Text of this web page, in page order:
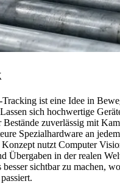
Tracking ist eine Idee in
sich hochwertige
Bestände zuverlässig mit
Spezialhardware an
Konzept nutzt Computer
Übergaben in der realen
besser sichtbar zu machen,